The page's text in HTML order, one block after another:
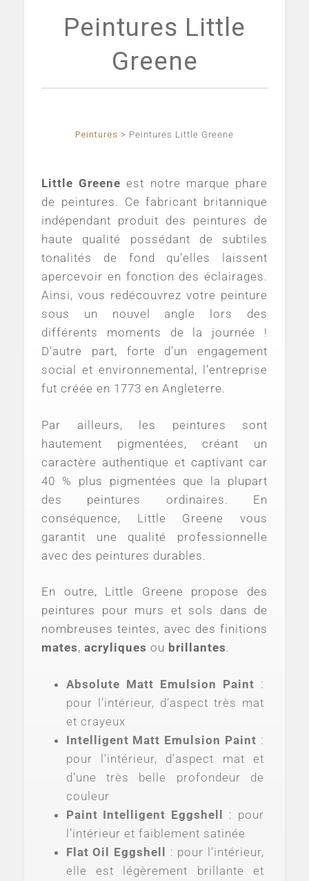
Peintures Little
Greene
Peintures > Peintures Little Greene
Little Greene est notre marque phare
de peintures. Ce fabricant britannique
indépendant produit des peintures de
haute qualité possédant de subtiles
tonalités de fond qu’elles laissent
apercevoir en fonction des éclairages.
Ainsi, vous redécouvrez votre peinture
sous un nouvel angle lors des
différents moments de la journée !
D’autre part, forte d’un engagement
social et environnemental, l’entreprise
fut créée en 1773 en Angleterre.
Par ailleurs, les peintures sont
hautement pigmentées, créant un
caractère authentique et captivant car
40 % plus pigmentées que la plupart
des peintures ordinaires. En
conséquence, Little Greene vous
garantit une qualité professionnelle
avec des peintures durables.
En outre, Little Greene propose des
peintures pour murs et sols dans de
nombreuses teintes, avec des finitions
mates, acryliques ou brillantes.
Absolute Matt Emulsion Paint :
pour l’intérieur, d’aspect très mat
et crayeux
Intelligent Matt Emulsion Paint :
pour l’intérieur, d’aspect mat et
d’une très belle profondeur de
couleur
Paint Intelligent Eggshell : pour
l’intérieur et faiblement satinée
Flat Oil Eggshell : pour l’intérieur,
elle est légèrement brillante et